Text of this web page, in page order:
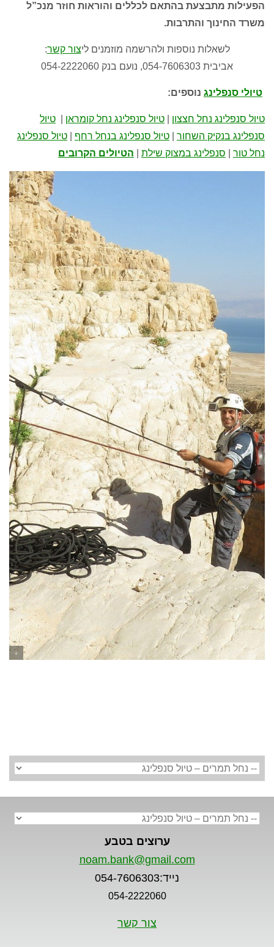
הפעילות מתבצעת בהתאם לכללים והוראות חוזר מנכ”ל
משרד החינוך והתרבות.
לשאלות נוספות ולהרשמה מוזמנים ליצור קשר:
אביבית 054-7606303, נועם בנק 054-2222060
טיולי סנפלינג נוספים:
טיול סנפלינג נחל חצצון טיול סנפלינג נחל קומראן
טיול
סנפלינג בנקיק השחור
טיול סנפלינג בנחל רחף
טיול סנפלינג
נחל טור
סנפלינג במצוק שילת הטיולים הקרובים
ערוצים בטבע
noam.bank@gmail.com
נייד:054-7606303
054-2222060
צור קשר